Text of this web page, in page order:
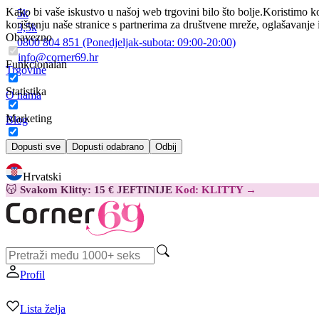
Kako bi vaše iskustvo u našoj web trgovini bilo što bolje.Koristimo
korištenju naše stranice s partnerima za društvene mreže,
Obavezno
Funkcionalan
Statistika
Marketing
Dopusti sve Dopusti odabrano Odbij
5k
3,5k
0800 804 851 (Ponedjeljak-subota: 09:00-20:00)
info@corner69.hr
Trgovine
O nama
Blog
Kontakt
Hrvatski
😽 Svakom Klitty: 15 € JEFTINIJE Kod: KLITTY →
Profil
Lista želja